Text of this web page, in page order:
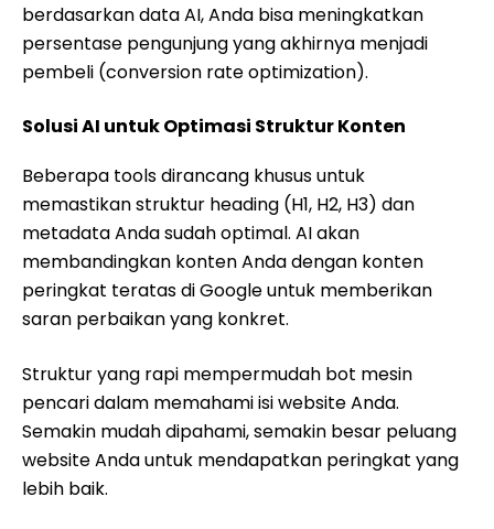
berdasarkan data AI, Anda bisa meningkatkan
persentase pengunjung yang akhirnya menjadi
pembeli (conversion rate optimization).
Solusi AI untuk Optimasi Struktur Konten
Beberapa tools dirancang khusus untuk
memastikan struktur heading (H1, H2, H3) dan
metadata Anda sudah optimal. AI akan
membandingkan konten Anda dengan konten
peringkat teratas di Google untuk memberikan
saran perbaikan yang konkret.
Struktur yang rapi mempermudah bot mesin
pencari dalam memahami isi website Anda.
Semakin mudah dipahami, semakin besar peluang
website Anda untuk mendapatkan peringkat yang
lebih baik.